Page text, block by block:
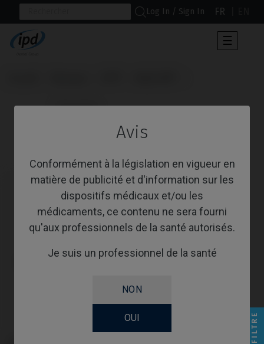
Avis
Conformément à la législation en vigueur en
matière de publicité et d'information sur les
dispositifs médicaux et/ou les
médicaments, ce contenu ne sera fourni
qu'aux professionnels de la santé autorisés.
Je suis un professionnel de la santé
NON
OUI
Log In / Sign In FR
Toggle
☰
                      Tournevis
FILTRE